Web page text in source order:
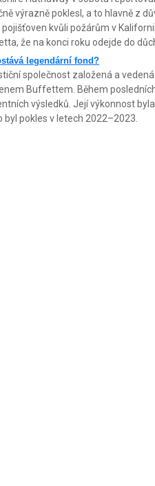
výrazně poklesl, a to hlavně z
kvůli požárům v
že na konci roku odejde do
legendární fond?
společnost založená a
Buffettem. Během
výsledků. Její výkonnost
byl pokles v letech 2022–2023.